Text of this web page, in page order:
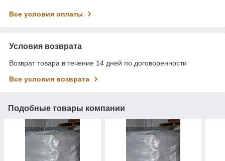
Все условия оплаты
Условия возврата
Возврат товара в течение 14 дней по договоренности
Все условия возврата
Подобные товары компании